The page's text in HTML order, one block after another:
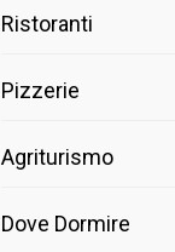
Ristoranti
Pizzerie
Agriturismo
Dove Dormire